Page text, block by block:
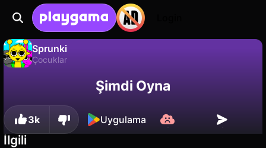
Sprunki
Çocuklar
İlerlemeyi kaydet! Hayır
Şimdi Oyna
3k Uygulama
İlgili